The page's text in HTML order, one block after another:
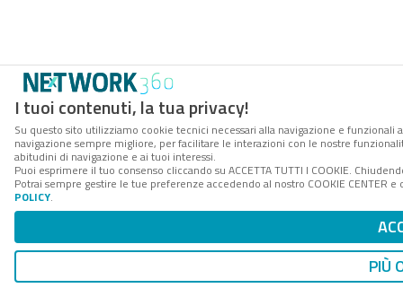
I tuoi contenuti, la tua privacy!
Su questo sito utilizziamo cookie tecnici necessari alla navigazione e
navigazione sempre migliore, per facilitare le interazioni con le nostre
abitudini di navigazione e ai tuoi interessi.
Puoi esprimere il tuo consenso cliccando su ACCETTA TUTTI I COOKIE.
Potrai sempre gestire le tue preferenze accedendo al nostro COOKIE
POLICY.
PIÙ